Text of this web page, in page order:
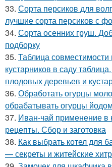
33. Сорта персиков для
лучшие сорта персиков с
34. Сорта осенних груш.
подборку
35. Таблица
кустарников в саду
плодовых деревьев и
36. Обработать огурцы
обрабатывать огурцы
37. Иван-чай применение
рецепты. Сбор и заготовка
38. Как выбрать котел для
— секреты и житейские